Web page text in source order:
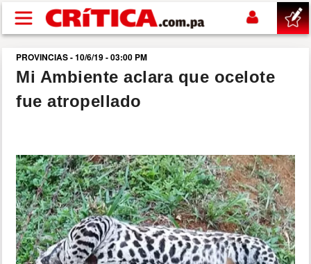
Pasar al contenido principal
buscar
SUCESOS
POLÍTICA
SHOW
DEPORTES
PROVINCIAS - 10/6/19 - 03:00 PM
Mi Ambiente aclara que ocelote
fue atropellado